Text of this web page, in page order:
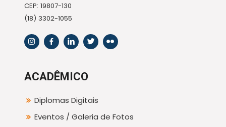
CEP: 19807-130
(18) 3302-1055
ACADÊMICO
Diplomas Digitais
Eventos / Galeria de Fotos